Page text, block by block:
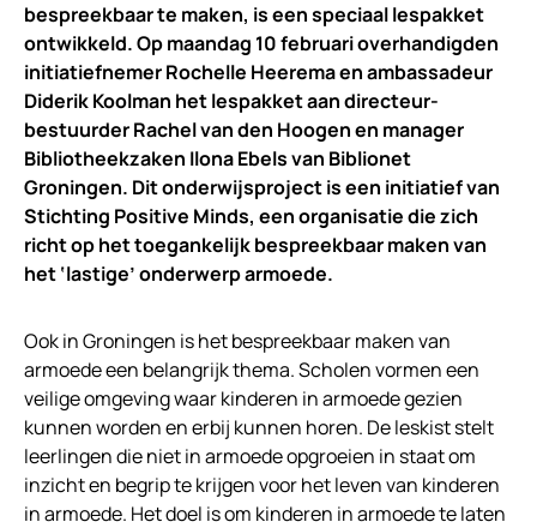
bespreekbaar te maken, is een speciaal lespakket
ontwikkeld. Op maandag 10 februari overhandigden
initiatiefnemer Rochelle Heerema en ambassadeur
Diderik Koolman het lespakket aan directeur-
bestuurder Rachel van den Hoogen en manager
Bibliotheekzaken Ilona Ebels van Biblionet
Groningen. Dit onderwijsproject is een initiatief van
Stichting Positive Minds, een organisatie die zich
richt op het toegankelijk bespreekbaar maken van
het ‘lastige’ onderwerp armoede.
Ook in Groningen is het bespreekbaar maken van
armoede een belangrijk thema. Scholen vormen een
veilige omgeving waar kinderen in armoede gezien
kunnen worden en erbij kunnen horen. De leskist stelt
leerlingen die niet in armoede opgroeien in staat om
inzicht en begrip te krijgen voor het leven van kinderen
in armoede. Het doel is om kinderen in armoede te laten